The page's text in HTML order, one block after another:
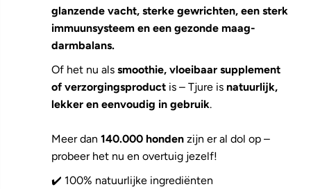
glanzende vacht, sterke gewrichten, een sterk
immuunsysteem en een gezonde maag-
darmbalans.
Of het nu als smoothie, vloeibaar supplement
of verzorgingsproductis – Tjure is natuurlijk,
lekker en eenvoudig in gebruik.
Meer dan 140.000 hondenzijn er al dol op –
probeer het nu en overtuig jezelf!
✔️ 100% natuurlijke ingrediënten